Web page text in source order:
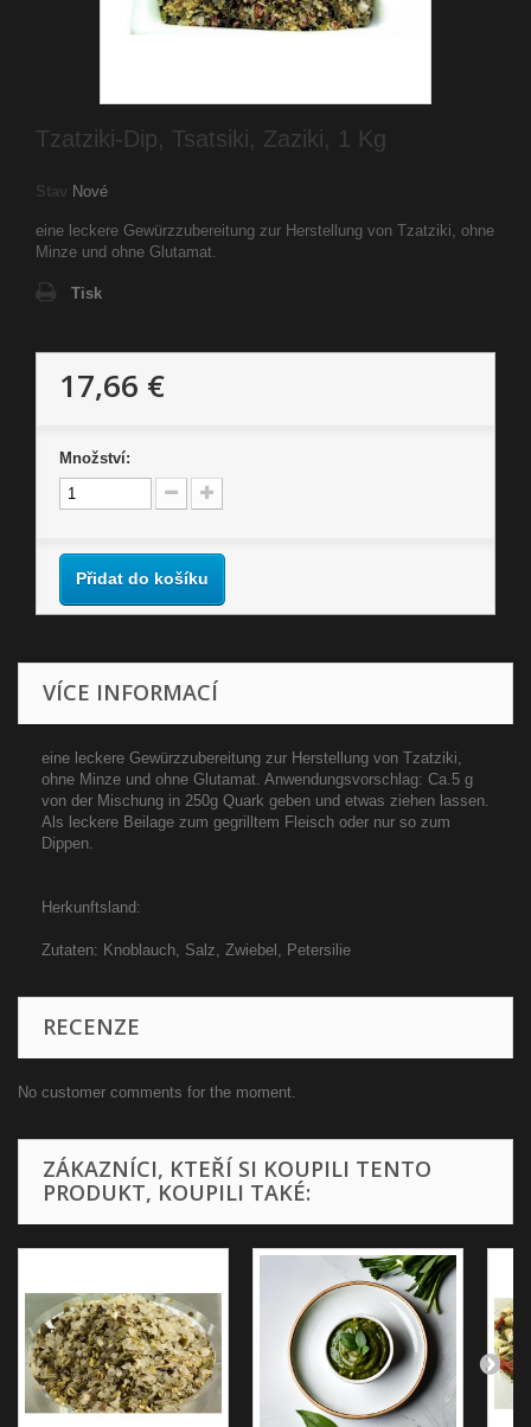
Tzatziki-Dip, Tsatsiki, Zaziki, 1 Kg
Stav Nové
eine leckere Gewürzzubereitung zur Herstellung von Tzatziki, ohne
Minze und ohne Glutamat.
Tisk
17,66 €
Množství:
Přidat do košíku
VÍCE INFORMACÍ
eine leckere Gewürzzubereitung zur Herstellung von Tzatziki,
ohne Minze und ohne Glutamat. Anwendungsvorschlag: Ca.5 g
von der Mischung in 250g Quark geben und etwas ziehen lassen.
Als leckere Beilage zum gegrilltem Fleisch oder nur so zum
Dippen.
Herkunftsland:
Zutaten: Knoblauch, Salz, Zwiebel, Petersilie
RECENZE
No customer comments for the moment.
ZÁKAZNÍCI, KTEŘÍ SI KOUPILI TENTO
PRODUKT, KOUPILI TAKÉ: